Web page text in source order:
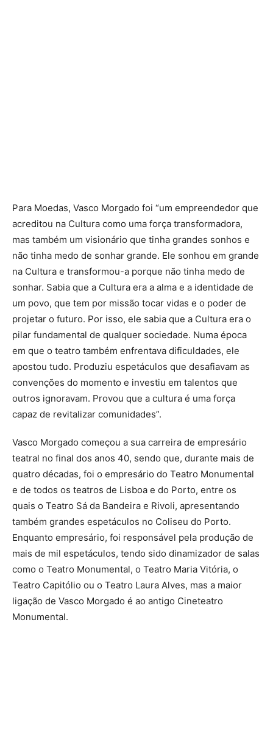
Para Moedas, Vasco Morgado foi “um empreendedor que
acreditou na Cultura como uma força transformadora,
mas também um visionário que tinha grandes sonhos e
não tinha medo de sonhar grande. Ele sonhou em grande
na Cultura e transformou-a porque não tinha medo de
sonhar. Sabia que a Cultura era a alma e a identidade de
um povo, que tem por missão tocar vidas e o poder de
projetar o futuro. Por isso, ele sabia que a Cultura era o
pilar fundamental de qualquer sociedade. Numa época
em que o teatro também enfrentava dificuldades, ele
apostou tudo. Produziu espetáculos que desafiavam as
convenções do momento e investiu em talentos que
outros ignoravam. Provou que a cultura é uma força
capaz de revitalizar comunidades”.
Vasco Morgado começou a sua carreira de empresário
teatral no final dos anos 40, sendo que, durante mais de
quatro décadas, foi o empresário do Teatro Monumental
e de todos os teatros de Lisboa e do Porto, entre os
quais o Teatro Sá da Bandeira e Rivoli, apresentando
também grandes espetáculos no Coliseu do Porto.
Enquanto empresário, foi responsável pela produção de
mais de mil espetáculos, tendo sido dinamizador de salas
como o Teatro Monumental, o Teatro Maria Vitória, o
Teatro Capitólio ou o Teatro Laura Alves, mas a maior
ligação de Vasco Morgado é ao antigo Cineteatro
Monumental.